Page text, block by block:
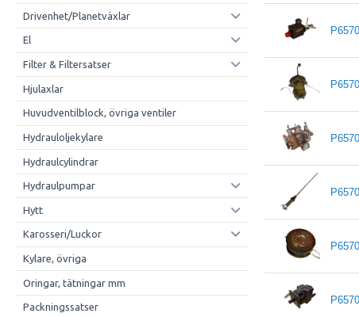
Drivenhet/Planetväxlar
El
Filter & Filtersatser
Hjulaxlar
Huvudventilblock, övriga ventiler
Hydrauloljekylare
Hydraulcylindrar
Hydraulpumpar
Hytt
Karosseri/Luckor
Kylare, övriga
Oringar, tätningar mm
Packningssatser